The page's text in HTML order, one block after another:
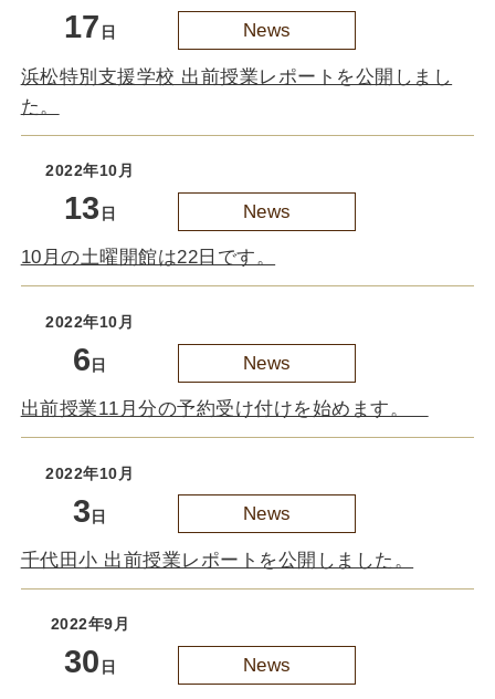
17 日 News
浜松特別支援学校 出前授業レポートを公開しまし
た。
2022年10月
13 日 News
10月の土曜開館は22日です。
2022年10月
6 日 News
出前授業11月分の予約受け付けを始めます。
2022年10月
3 日 News
千代田小 出前授業レポートを公開しました。
2022年9月
30 日 News